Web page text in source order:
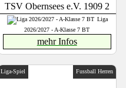
TSV Obernsees e.V. 1909 2
Liga
2026/2027 - A-Klasse 7 BT
mehr Infos
Liga-Spiel Fussball Herren